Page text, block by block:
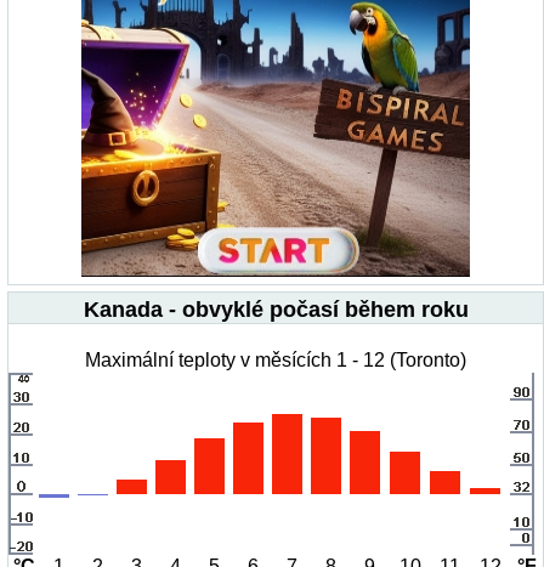
Kanada - obvyklé počasí během roku
Maximální teploty v měsících 1 - 12 (Toronto)